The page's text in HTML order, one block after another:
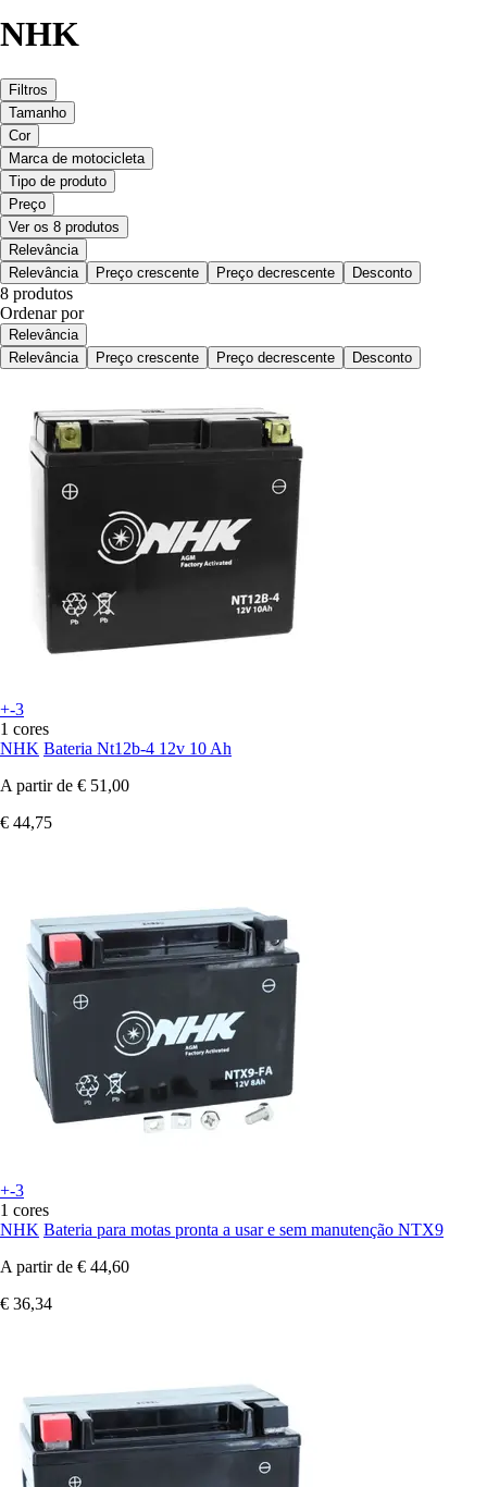
NHK
Filtros
Tamanho
Cor
Marca de motocicleta
Tipo de produto
Preço
Ver os 8 produtos
Relevância
Relevância
Preço crescente Preço decrescente Desconto
8 produtos
Ordenar por
Relevância
Relevância
Preço crescente Preço decrescente Desconto
+-3
1 cores
NHK Bateria Nt12b-4 12v 10 Ah
A partir de € 51,00
€ 44,75
+-3
1 cores
NHK Bateria para motas pronta a usar e sem manutenção NTX9
A partir de € 44,60
€ 36,34